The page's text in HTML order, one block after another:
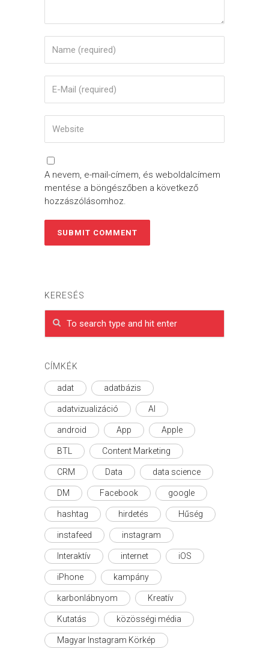
A nevem, e-mail-címem, és weboldalcímem
mentése a böngészőben a következő
hozzászólásomhoz.
KERESÉS
CÍMKÉK
adat adatbázis
adatvizualizáció AI
android App Apple
BTL Content Marketing
CRM Data data science
DM Facebook google
hashtag hirdetés Hűség
instafeed instagram
Interaktív internet iOS
iPhone kampány
karbonlábnyom Kreatív
Kutatás közösségi média
Magyar Instagram Körkép